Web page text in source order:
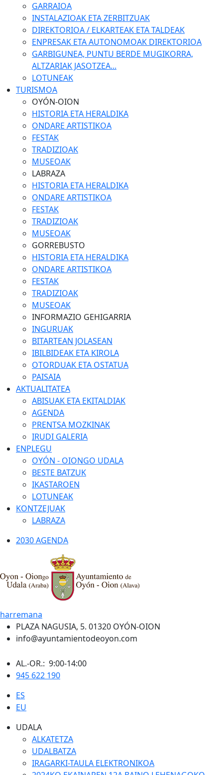
GARRAIOA
INSTALAZIOAK ETA ZERBITZUAK
DIREKTORIOA / ELKARTEAK ETA TALDEAK
ENPRESAK ETA AUTONOMOAK DIREKTORIOA
GARBIGUNEA, PUNTU BERDE MUGIKORRA,
ALTZARIAK JASOTZEA...
LOTUNEAK
TURISMOA
OYÓN-OION
HISTORIA ETA HERALDIKA
ONDARE ARTISTIKOA
FESTAK
TRADIZIOAK
MUSEOAK
LABRAZA
HISTORIA ETA HERALDIKA
ONDARE ARTISTIKOA
FESTAK
TRADIZIOAK
MUSEOAK
GORREBUSTO
HISTORIA ETA HERALDIKA
ONDARE ARTISTIKOA
FESTAK
TRADIZIOAK
MUSEOAK
INFORMAZIO GEHIGARRIA
INGURUAK
BITARTEAN JOLASEAN
IBILBIDEAK ETA KIROLA
OTORDUAK ETA OSTATUA
PAISAIA
AKTUALITATEA
ABISUAK ETA EKITALDIAK
AGENDA
PRENTSA MOZKINAK
IRUDI GALERIA
ENPLEGU
OYÓN - OIONGO UDALA
BESTE BATZUK
IKASTAROEN
LOTUNEAK
KONTZEJUAK
LABRAZA
2030 AGENDA
harremana
PLAZA NAGUSIA, 5. 01320 OYÓN-OION
info@ayuntamientodeoyon.com
AL.-OR.: 9:00-14:00
945 622 190
ES
EU
UDALA
ALKATETZA
UDALBATZA
IRAGARKI-TAULA ELEKTRONIKOA